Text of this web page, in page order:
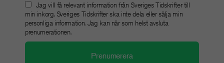
Jag vill få relevant information från Sveriges Tidskrifter till
min inkorg. Sveriges Tidskrifter ska inte dela eller sälja min
personliga information. Jag kan när som helst avsluta
prenumerationen.